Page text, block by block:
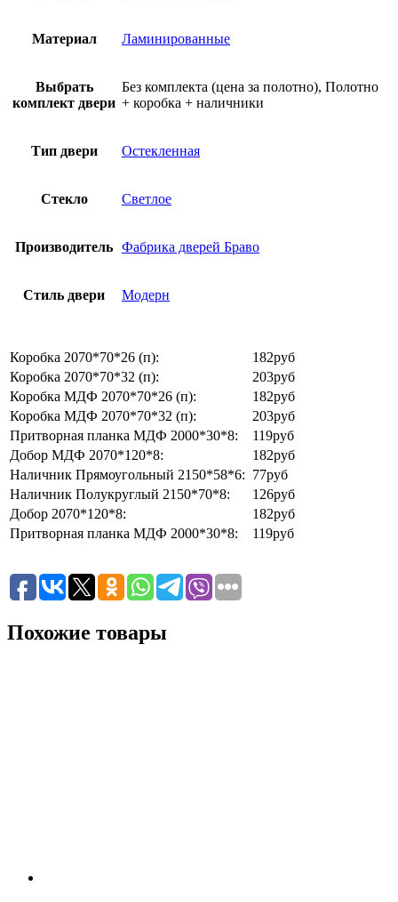
Материал Ламинированные
Выбрать
комплект двери
Без комплекта (цена за полотно), Полотно
+ коробка + наличники
Тип двери Остекленная
Стекло Светлое
Производитель Фабрика дверей Браво
Стиль двери Модерн
Коробка 2070*70*26 (п): 182руб
Коробка 2070*70*32 (п):
203руб
Коробка МДФ 2070*70*26 (п):
182руб
Коробка МДФ 2070*70*32 (п):
203руб
Притворная планка МДФ 2000*30*8:
119руб
Добор МДФ 2070*120*8:
182руб
Наличник Прямоугольный 2150*58*6: 77руб
Наличник Полукруглый 2150*70*8:
126руб
Добор 2070*120*8:
182руб
Притворная планка МДФ 2000*30*8:
119руб
Похожие товары